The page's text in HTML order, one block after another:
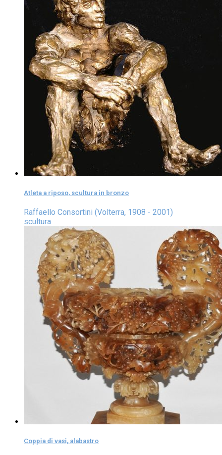
Atleta a riposo, scultura in bronzo
Raffaello Consortini (Volterra, 1908 - 2001)
scultura
Coppia di vasi, alabastro